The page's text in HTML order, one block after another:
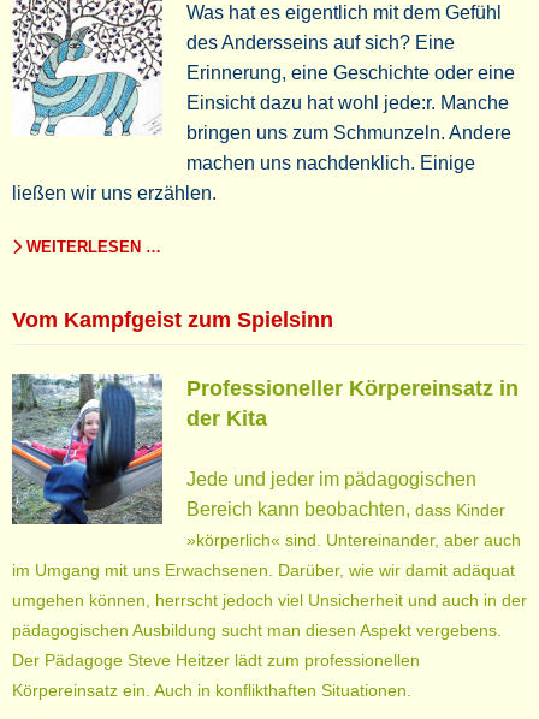
Was hat es eigentlich mit dem Gefühl
des Andersseins auf sich? Eine
Erinnerung, eine Geschichte oder eine
Einsicht dazu hat wohl jede:r. Manche
bringen uns zum Schmunzeln. Andere
machen uns nachdenklich. Einige
ließen wir uns erzählen.
WEITERLESEN …
Vom Kampfgeist zum Spielsinn
Professioneller Körpereinsatz in
der Kita
Jede und jeder im pädagogischen
Bereich kann beobachten, dass Kinder
»körperlich« sind. Untereinander, aber auch
im Umgang mit uns Erwachsenen. Darüber, wie wir damit adäquat
umgehen können, herrscht jedoch viel Unsicherheit und auch in der
pädagogischen Ausbildung sucht man diesen Aspekt vergebens.
Der Pädagoge Steve Heitzer lädt zum professionellen
Körpereinsatz ein. Auch in konflikthaften Situationen.